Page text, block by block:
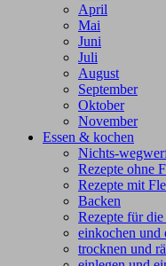
April
Mai
Juni
Juli
August
September
Oktober
November
Essen & kochen
Nichts-
Rezepte ohne
Rezepte mit
Backen
Rezepte für
einkochen und
trocknen und